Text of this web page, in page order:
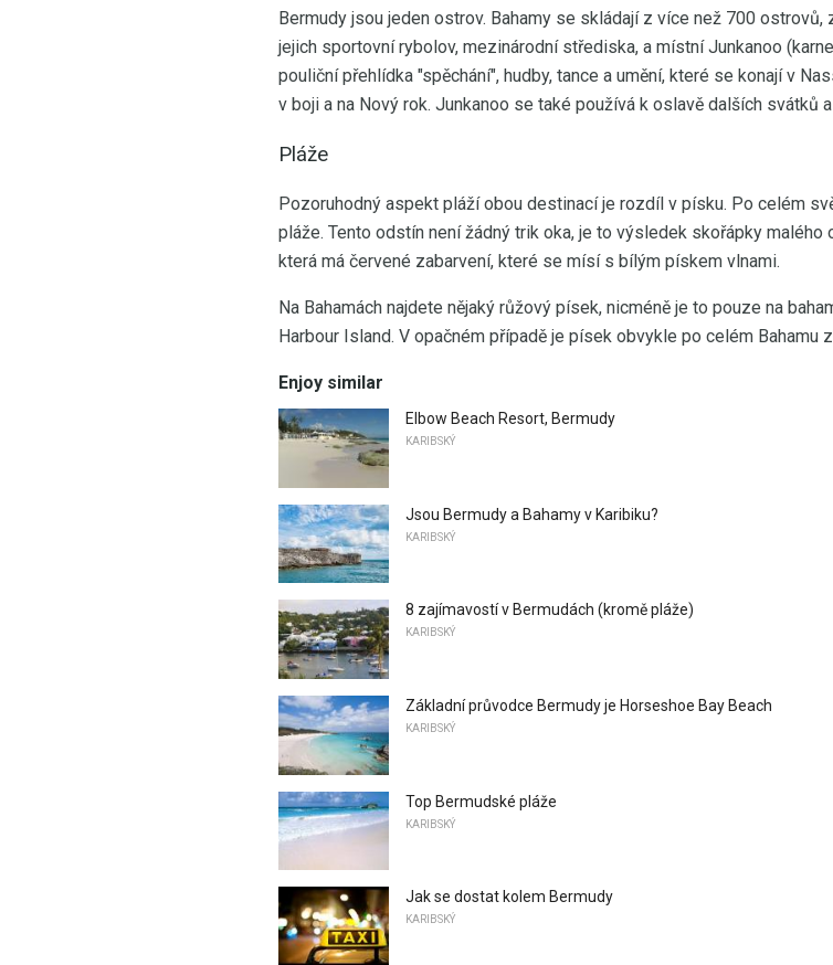
Bermudy jsou jeden ostrov. Bahamy se skládají z více než 700
jejich sportovní rybolov, mezinárodní střediska, a místní Junkanoo
pouliční přehlídka "spěchání", hudby, tance a umění, které se konají v
v boji a na Nový rok. Junkanoo se také používá k oslavě dalších svátků
Pláže
Pozoruhodný aspekt pláží obou destinací je rozdíl v písku. Po celém
pláže. Tento odstín není žádný trik oka, je to výsledek skořápky
která má červené zabarvení, které se mísí s bílým pískem vlnami.
Na Bahamách najdete nějaký růžový písek, nicméně je to pouze na
Harbour Island. V opačném případě je písek obvykle po celém Bahamu
Enjoy similar
Elbow Beach Resort, Bermudy
KARIBSKÝ
Jsou Bermudy a Bahamy v Karibiku?
KARIBSKÝ
8 zajímavostí v Bermudách (kromě pláže)
KARIBSKÝ
Základní průvodce Bermudy je Horseshoe Bay Beach
KARIBSKÝ
Top Bermudské pláže
KARIBSKÝ
Jak se dostat kolem Bermudy
KARIBSKÝ